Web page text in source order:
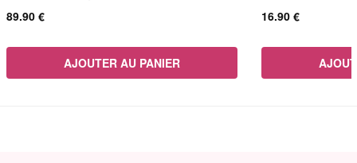
89.90 €
AJOUTER AU PANIER
16.90 €